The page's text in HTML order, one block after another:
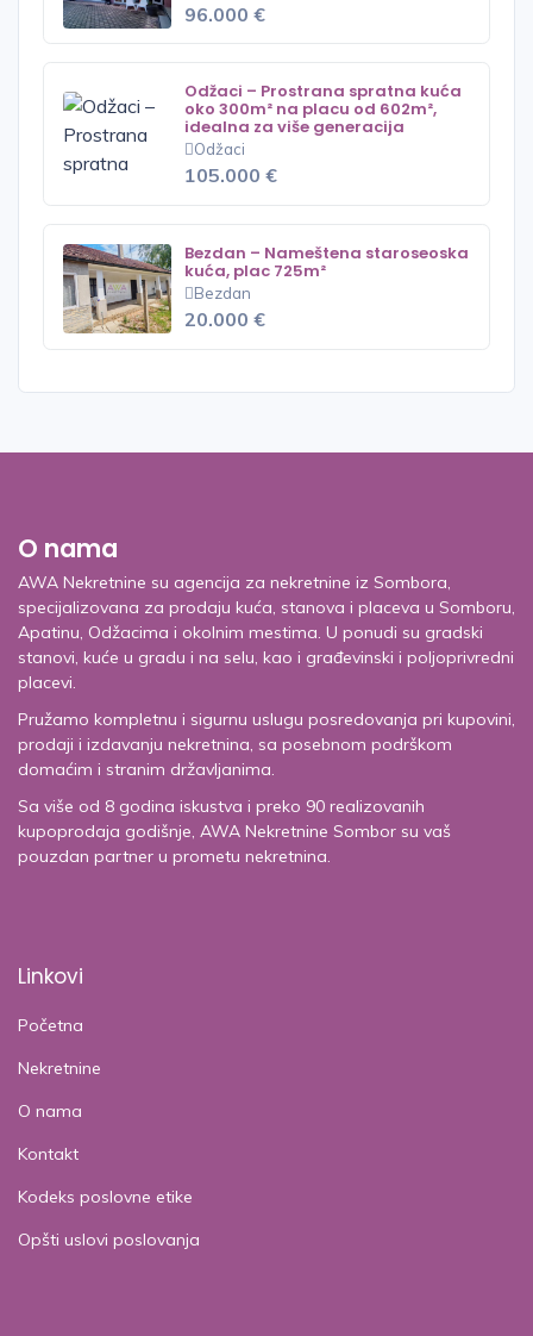
96.000 €
Odžaci – Prostrana spratna kuća
oko 300m² na placu od 602m²,
idealna za više generacija
Odžaci
105.000 €
Bezdan – Nameštena staroseoska
kuća, plac 725m²
Bezdan
20.000 €
O nama
AWA Nekretnine su agencija za nekretnine iz Sombora,
specijalizovana za prodaju kuća, stanova i placeva u Somboru,
Apatinu, Odžacima i okolnim mestima. U ponudi su gradski
stanovi, kuće u gradu i na selu, kao i građevinski i poljoprivredni
placevi.
Pružamo kompletnu i sigurnu uslugu posredovanja pri kupovini,
prodaji i izdavanju nekretnina, sa posebnom podrškom
domaćim i stranim državljanima.
Sa više od 8 godina iskustva i preko 90 realizovanih
kupoprodaja godišnje, AWA Nekretnine Sombor su vaš
pouzdan partner u prometu nekretnina.
Linkovi
Početna
Nekretnine
O nama
Kontakt
Kodeks poslovne etike
Opšti uslovi poslovanja